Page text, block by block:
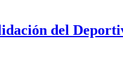
del